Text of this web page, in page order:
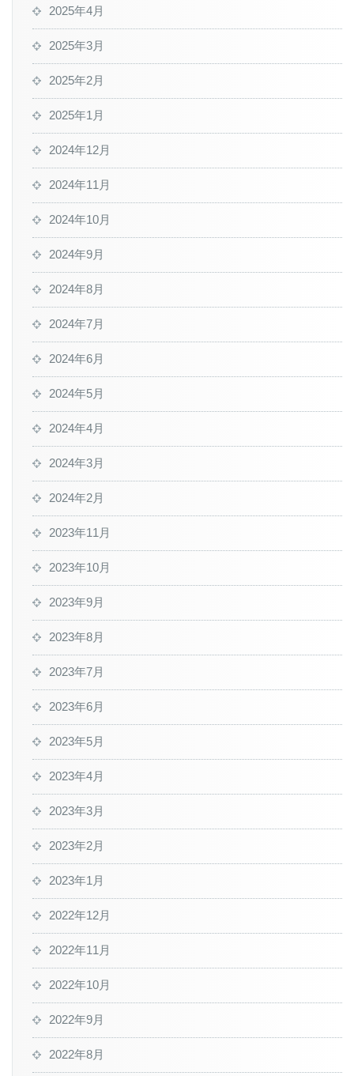
2025年4月
2025年3月
2025年2月
2025年1月
2024年12月
2024年11月
2024年10月
2024年9月
2024年8月
2024年7月
2024年6月
2024年5月
2024年4月
2024年3月
2024年2月
2023年11月
2023年10月
2023年9月
2023年8月
2023年7月
2023年6月
2023年5月
2023年4月
2023年3月
2023年2月
2023年1月
2022年12月
2022年11月
2022年10月
2022年9月
2022年8月